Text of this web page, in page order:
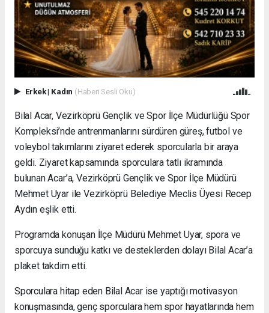
Erkek| Kadın (Haberi Sesli Oku)
Bilal Acar, Vezirköprü Gençlik ve Spor İlçe Müdürlüğü Spor
Kompleksi’nde antrenmanlarını sürdüren güreş, futbol ve
voleybol takımlarını ziyaret ederek sporcularla bir araya
geldi. Ziyaret kapsamında sporculara tatlı ikramında
bulunan Acar’a, Vezirköprü Gençlik ve Spor İlçe Müdürü
Mehmet Uyar ile Vezirköprü Belediye Meclis Üyesi Recep
Aydın eşlik etti.
Programda konuşan İlçe Müdürü Mehmet Uyar, spora ve
sporcuya sunduğu katkı ve desteklerden dolayı Bilal Acar’a
plaket takdim etti.
Sporculara hitap eden Bilal Acar ise yaptığı motivasyon
konuşmasında, genç sporculara hem spor hayatlarında hem